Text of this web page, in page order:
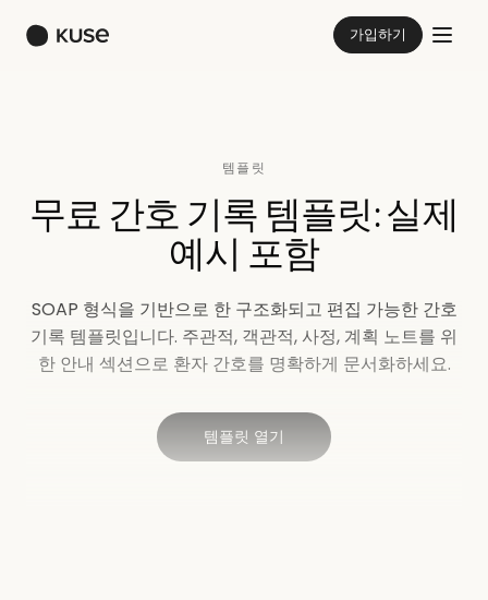
가입하기
템플릿
무료 간호 기록 템플릿: 실제
예시 포함
SOAP 형식을 기반으로 한 구조화되고 편집 가능한 간호
기록 템플릿입니다. 주관적, 객관적, 사정, 계획 노트를 위
한 안내 섹션으로 환자 간호를 명확하게 문서화하세요.
템플릿 열기